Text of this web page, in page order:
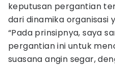
keputusan pergantian
dari dinamika organisasi
“Pada prinsipnya, saya
pergantian ini untuk
suasana angin segar,